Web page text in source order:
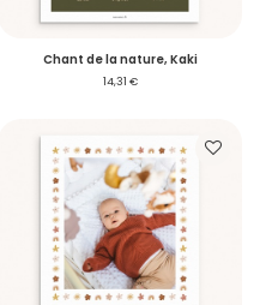
Chant de la nature, Kaki
14,31 €